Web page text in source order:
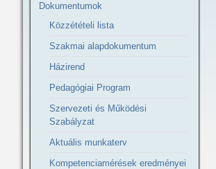
Dokumentumok
Közzétételi lista
Szakmai alapdokumentum
Házirend
Pedagógiai Program
Szervezeti és Működési
Szabályzat
Aktuális munkaterv
Kompetenciamérések eredményei